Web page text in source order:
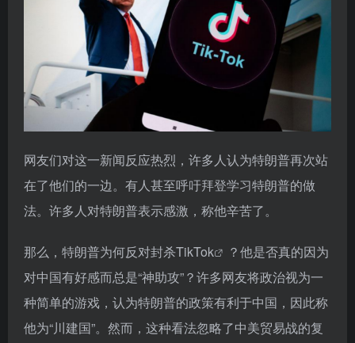
网友们对这一新闻反应热烈，许多人认为特朗普再次站
在了他们的一边。有人甚至呼吁拜登学习特朗普的做
法。许多人对特朗普表示感激，称他辛苦了。
那么，特朗普为何反对封杀TikTok
？他是否真的因为
对中国有好感而总是“神助攻”？许多网友将政治视为一
种简单的游戏，认为特朗普的政策有利于中国，因此称
他为“川建国”。然而，这种看法忽略了中美贸易战的复